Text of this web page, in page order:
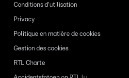
Conditions d'utilisation
Privacy
Politique en matière de cookies
Gestion des cookies
RTL Charte